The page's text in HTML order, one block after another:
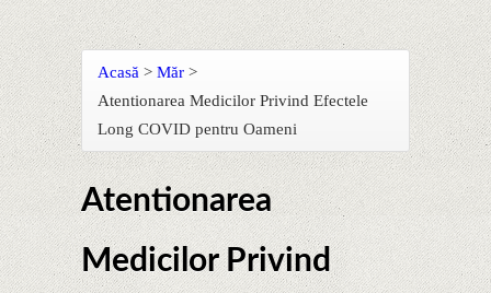
Acasă > Măr >
Atentionarea Medicilor Privind Efectele
Long COVID pentru Oameni
Atentionarea
Medicilor Privind